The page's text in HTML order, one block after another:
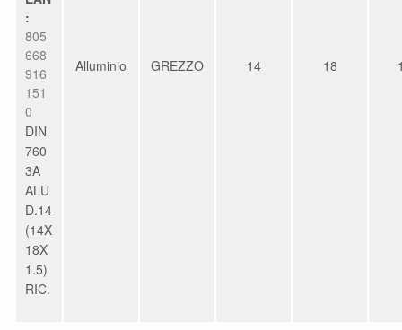
:
805
668
916
151
0
DIN
760
3A
ALU
D.14
(14X
18X
1.5)
RIC.
Alluminio GREZZO 14 18